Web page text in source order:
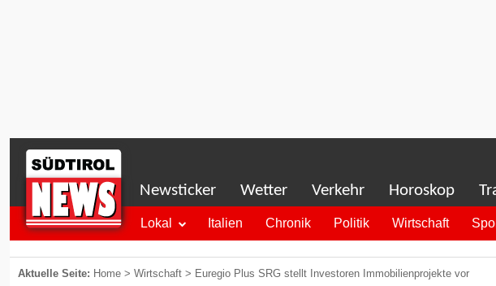
Newsticker Wetter Verkehr Horoskop
Lokal Italien Chronik Politik Wirtschaft
Aktuelle Seite: Home > Wirtschaft > Euregio Plus SRG stellt Investoren Immobilienprojekte vor